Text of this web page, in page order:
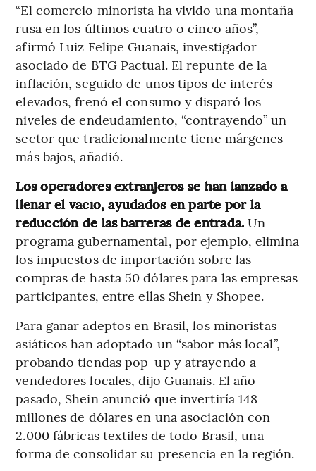
“El comercio minorista ha vivido una montaña
rusa en los últimos cuatro o cinco años”,
afirmó Luiz Felipe Guanais, investigador
asociado de BTG Pactual. El repunte de la
inflación, seguido de unos tipos de interés
elevados, frenó el consumo y disparó los
niveles de endeudamiento, “contrayendo” un
sector que tradicionalmente tiene márgenes
más bajos, añadió.
Los operadores extranjeros se han lanzado a
llenar el vacío, ayudados en parte por la
reducción de las barreras de entrada. Un
programa gubernamental, por ejemplo, elimina
los impuestos de importación sobre las
compras de hasta 50 dólares para las empresas
participantes, entre ellas Shein y Shopee.
Para ganar adeptos en Brasil, los minoristas
asiáticos han adoptado un “sabor más local”,
probando tiendas pop-up y atrayendo a
vendedores locales, dijo Guanais. El año
pasado, Shein anunció que invertiría 148
millones de dólares en una asociación con
2.000 fábricas textiles de todo Brasil, una
forma de consolidar su presencia en la región.